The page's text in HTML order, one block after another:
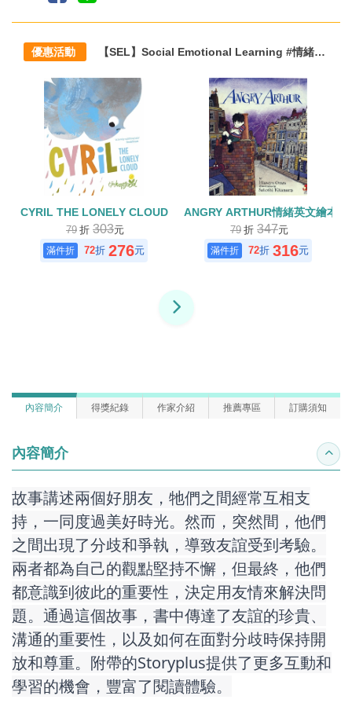
優惠活動 【SEL】Social Emotional Learning #情緒教育 #雙語生活化閱讀主題方案
CYRIL THE LONELY CLOUD
79 折 303元
72折 276元
ANGRY ARTHUR情緒英文繪本(
79 折 347元
72折 316元
內容簡介 得獎紀錄 作家介紹 推薦專區 訂購須知
內容簡介 收合
故事講述兩個好朋友，牠們之間經常互相支
持，一同度過美好時光。然而，突然間，他們
之間出現了分歧和爭執，導致友誼受到考驗。
兩者都為自己的觀點堅持不懈，但最終，他們
都意識到彼此的重要性，決定用友情來解決問
題。通過這個故事，書中傳達了友誼的珍貴、
溝通的重要性，以及如何在面對分歧時保持開
放和尊重。附帶的Storyplus提供了更多互動和
學習的機會，豐富了閱讀體驗。